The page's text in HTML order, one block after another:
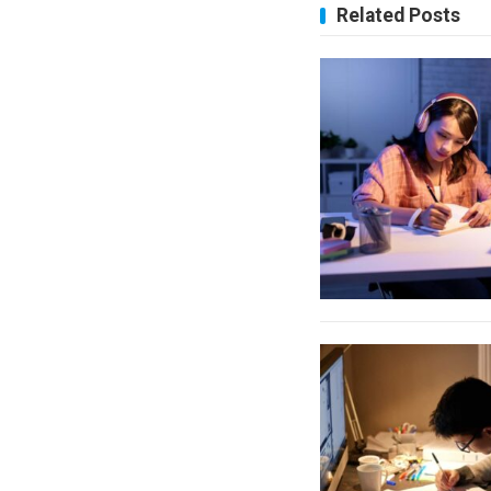
Related Posts